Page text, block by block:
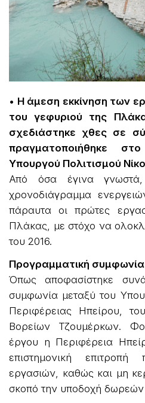
• Η άμεση εκκίνηση των
του γεφυριού της
σχεδιάστηκε χθες σε
πραγματοποιήθηκε
Υπουργού Πολιτισμού
Από όσα έγινα
χρονοδιάγραμμα
πάραυτα οι πρώτες
Πλάκας, με στόχο να
του 2016.
Προγραμματική
Όπως αποφασίστηκε
συμφωνία μεταξύ του
Περιφέρειας Ηπείρου,
Βορείων Τζουμέρκων.
έργου η Περιφέρεια
επιστημονική
εργασιών, καθώς και μη
σκοπό την υποδοχή δωρεών